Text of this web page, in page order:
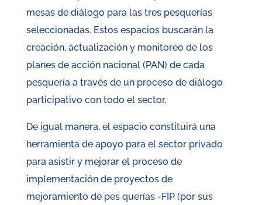
mesas de diálogo para las tres pesquerías
seleccionadas. Estos espacios buscarán la
creación, actualización y monitoreo de los
planes de acción nacional (PAN) de cada
pesquería a través de un proceso de diálogo
participativo con todo el sector.
De igual manera, el espacio constituirá una
herramienta de apoyo para el sector privado
para asistir y mejorar el proceso de
implementación de proyectos de
mejoramiento de pes querías -FIP (por sus